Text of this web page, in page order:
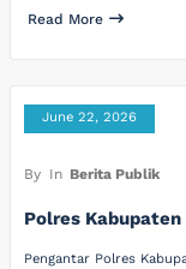
Read More
June 22, 2026
By In Berita Publik
Polres Kabupaten
Pengantar Polres